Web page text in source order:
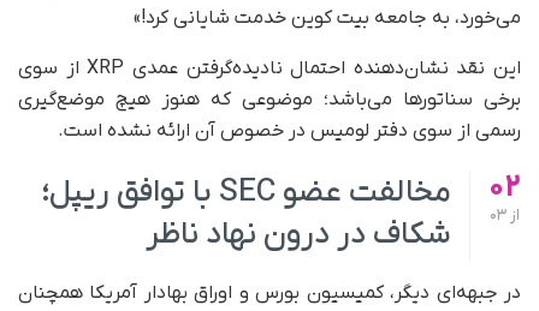
می‌خورد، به جامعه بیت کوین خدمت شایانی کرد!»
این نقد نشان‌دهنده احتمال نادیده‌گرفتن عمدی XRP از سوی
برخی سناتورها می‌باشد؛ موضوعی که هنوز هیچ موضع‌گیری
رسمی از سوی دفتر لومیس در خصوص آن ارائه نشده است.
02
از
مخالفت عضو SEC با توافق ریپل؛
شکاف در درون نهاد ناظر
در جبهه‌ای دیگر، کمیسیون بورس و اوراق بهادار آمریکا همچنان